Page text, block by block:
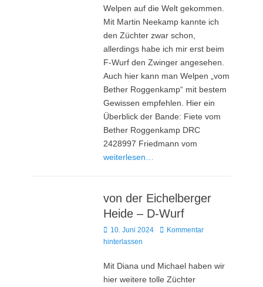
Welpen auf die Welt gekommen.
Mit Martin Neekamp kannte ich
den Züchter zwar schon,
allerdings habe ich mir erst beim
F-Wurf den Zwinger angesehen.
Auch hier kann man Welpen „vom
Bether Roggenkamp“ mit bestem
Gewissen empfehlen. Hier ein
Überblick der Bande: Fiete vom
Bether Roggenkamp DRC
2428997 Friedmann vom
weiterlesen…
von der Eichelberger
Heide – D-Wurf
Posted
on
10. Juni 2024
Kommentar
hinterlassen
Mit Diana und Michael haben wir
hier weitere tolle Züchter